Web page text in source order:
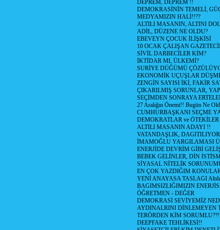
DEPREM, DEPREM !!
DEMOKRASİNİN TEMELİ,
MEDYAMIZIN HALİ!!??
ALTILI MASANIN, ALTINI
ADİL, DÜZENE NE OLDU?
EBEVEYN ÇOCUK İLİŞKİSİ
10 OCAK ÇALIŞAN
SİVİL DARBECİLER KİM?
İKTİDAR MI, ÜLKEMİ?
SURİYE DÜĞÜMÜ
EKONOMİK UÇUŞLAR
ZENGİN SAYISI İKİ, FAKİR
ÇIKARILMIŞ SORUNLAR,
SEÇİMDEN SONRAYA
27 Aralığın Önemi!! Bugün Ne
CUMHURBAŞKANI SEÇME
DEMOKRATLAR ve ÖTEKİLER
ALTILI MASANIN ADAYI !!
VATANDAŞLIK,
İMAMOĞLU YARGILAMASI
ENERJİDE DEVRİM GİBİ
BEBEK GELİNLER, DİN
SİYASAL NİTELİK
EN ÇOK YAZDIĞIM
YENİ ANAYASA TASLAGI Altılı
BAGIMSIZLIĞIMIZIN
ÖĞRETMEN - DEĞER
DEMOKRASİ SEVİYEMİZ
AYDINALRINI DİNLEMEYEN
TERÖRDEN KİM
DEEPFAKE TEHLİKESİ!!